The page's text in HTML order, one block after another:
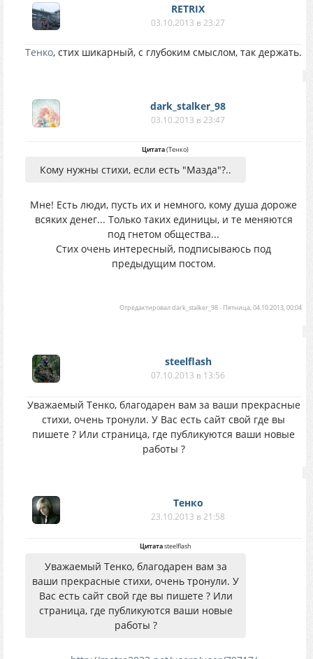
RETRIX
03.10.2013 в 23:27
Тенко, стих шикарный, с глубоким смыслом, так держать.
dark_stalker_98
03.10.2013 в 23:47
Цитата(Тенко)
Кому нужны стихи, если есть "Мазда"?..
Мне! Есть люди, пусть их и немного, кому душа дороже
всяких денег... Только таких единицы, и те меняются
под гнетом общества...
Стих очень интересный, подписываюсь под
предыдущим постом.
Отредактировалdark_stalker_98- Пятница, 04.10.2013, 00:04
steelflash
07.10.2013 в 13:56
Уважаемый Тенко, благодарен вам за ваши прекрасные
стихи, очень тронули. У Вас есть сайт свой где вы
пишете ? Или страница, где публикуются ваши новые
работы ?
Тенко
23.10.2013 в 21:58
Цитатаsteelflash
Уважаемый Тенко, благодарен вам за
ваши прекрасные стихи, очень тронули. У
Вас есть сайт свой где вы пишете ? Или
страница, где публикуются ваши новые
работы ?